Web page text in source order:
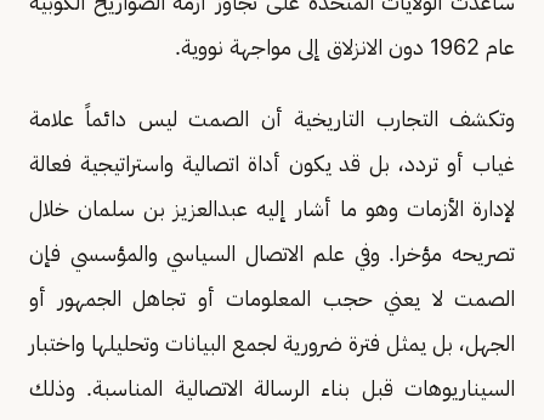
عام 1962 دون الانزلاق إلى مواجهة نووية.
وتكشف التجارب التاريخية أن الصمت ليس دائماً علامة
غياب أو تردد، بل قد يكون أداة اتصالية واستراتيجية فعالة
لإدارة الأزمات وهو ما أشار إليه عبدالعزيز بن سلمان خلال
تصريحه مؤخرا. وفي علم الاتصال السياسي والمؤسسي فإن
الصمت لا يعني حجب المعلومات أو تجاهل الجمهور أو
الجهل، بل يمثل فترة ضرورية لجمع البيانات وتحليلها واختبار
السيناريوهات قبل بناء الرسالة الاتصالية المناسبة. وذلك